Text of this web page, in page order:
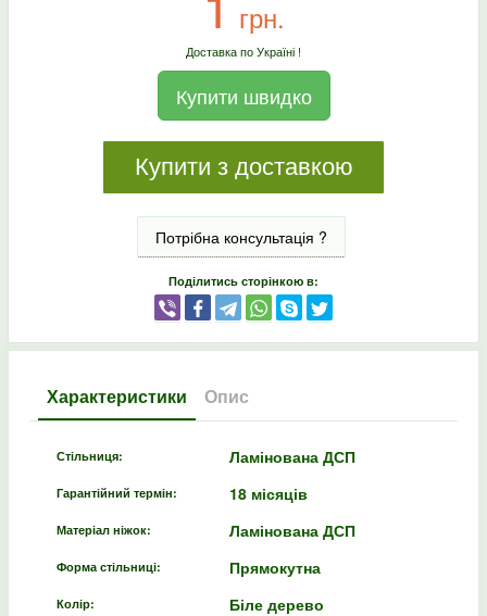
грн.
Доставка по Україні !
Купити швидко
Купити з доставкою
Потрібна консультація ?
Поділитись сторінкою в:
Характеристики Опис
Стільниця: Ламінована ДСП
Гарантійний термін: 18 місяців
Матеріал ніжок: Ламінована ДСП
Форма стільниці: Прямокутна
Колір: Біле дерево